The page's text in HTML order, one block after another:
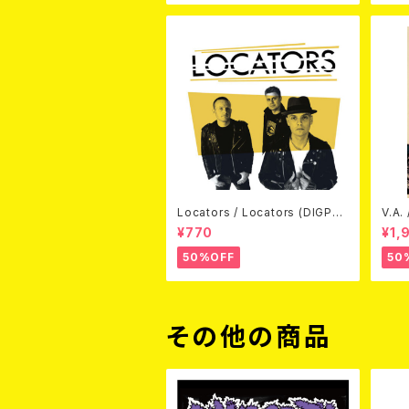
Locators / Locators (DIGPAC
K CD)
¥770
50%OFF
V.A.
その他の商品